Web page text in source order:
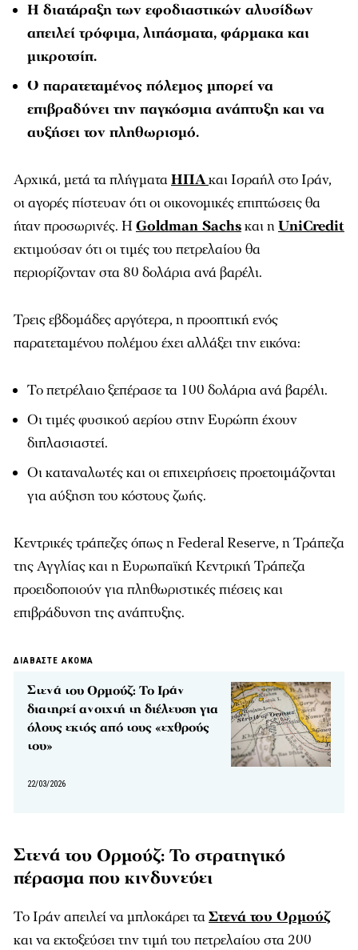
Η διατάραξη των εφοδιαστικών αλυσίδων
απειλεί τρόφιμα, λιπάσματα, φάρμακα και
μικροτσίπ.
Ο παρατεταμένος πόλεμος μπορεί να
επιβραδύνει την παγκόσμια ανάπτυξη και να
αυξήσει τον πληθωρισμό.
Αρχικά, μετά τα πλήγματαΗΠΑκαι Ισραήλ στο Ιράν,
οι αγορές πίστευαν ότι οι οικονομικές επιπτώσεις θα
ήταν προσωρινές. ΗGoldman Sachsκαι ηUniCredit
εκτιμούσαν ότι οι τιμές του πετρελαίου θα
περιορίζονταν στα 80 δολάρια ανά βαρέλι.
Τρεις εβδομάδες αργότερα, η προοπτική ενός
παρατεταμένου πολέμου έχει αλλάξει την εικόνα:
Το πετρέλαιο ξεπέρασε τα 100 δολάρια ανά βαρέλι.
Οι τιμές φυσικού αερίου στην Ευρώπη έχουν
διπλασιαστεί.
Οι καταναλωτές και οι επιχειρήσεις προετοιμάζονται
για αύξηση του κόστους ζωής.
Κεντρικές τράπεζες όπως η Federal Reserve, η Τράπεζα
της Αγγλίας και η Ευρωπαϊκή Κεντρική Τράπεζα
προειδοποιούν για πληθωριστικές πιέσεις και
επιβράδυνση της ανάπτυξης.
ΔΙΑΒΑΣΤΕ ΑΚΟΜΑ
Στενά του Ορμούζ: Το Ιράν
διατηρεί ανοιχτή τη διέλευση για
όλους εκτός από τους «εχθρούς
του»
22/03/2026
Στενά του Ορμούζ: Το στρατηγικό
πέρασμα που κινδυνεύει
Το Ιράν απειλεί να μπλοκάρει ταΣτενά του Ορμούζ
και να εκτοξεύσει την τιμή του πετρελαίου στα 200